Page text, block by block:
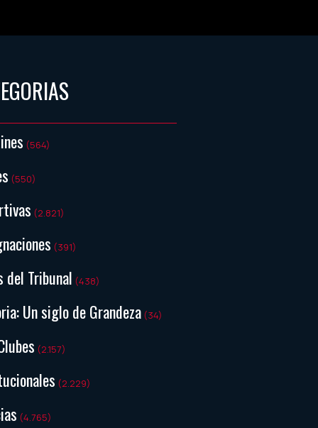
(564)
(550)
(2.821)
(391)
del Tribunal (438)
Un siglo de Grandeza (34)
(2.157)
(2.229)
(4.765)